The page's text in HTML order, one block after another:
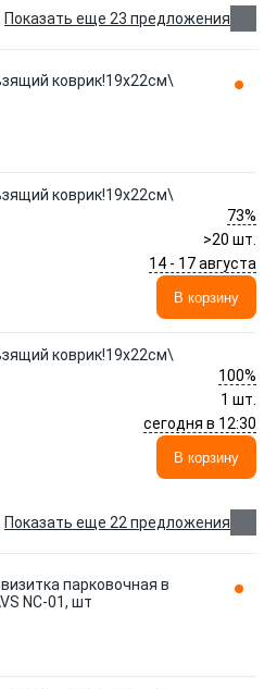
Показать еще 23 предложения
коврик!19х22см\
коврик!19х22см\
73%
>20 шт.
14 - 17 августа
В корзину
коврик!19х22см\
100%
1 шт.
сегодня в 12:30
В корзину
Показать еще 22 предложения
парковочная в
NC-01, шт